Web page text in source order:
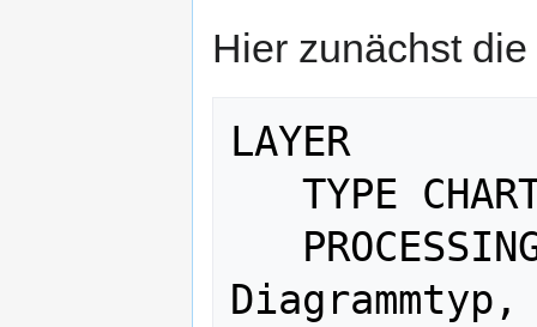
Hier zunächst
LAYER